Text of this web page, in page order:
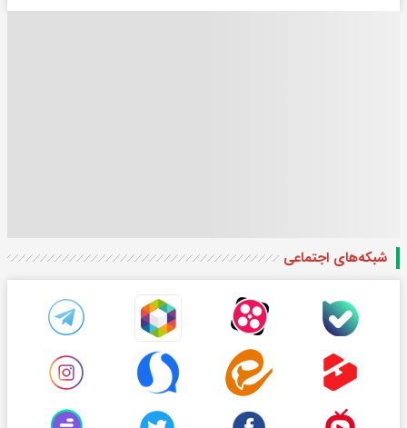
شبکه‌های اجتماعی